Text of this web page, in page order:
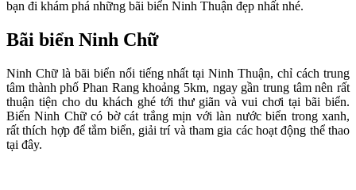
bạn đi khám phá những bãi biển Ninh Thuận đẹp nhất nhé.
Bãi biển Ninh Chữ
Ninh Chữ là bãi biển nổi tiếng nhất tại Ninh Thuận, chỉ cách trung
tâm thành phố Phan Rang khoảng 5km, ngay gần trung tâm nên rất
thuận tiện cho du khách ghé tới thư giãn và vui chơi tại bãi biển.
Biển Ninh Chữ có bờ cát trắng mịn với làn nước biển trong xanh,
rất thích hợp để tắm biển, giải trí và tham gia các hoạt động thể thao
tại đây.